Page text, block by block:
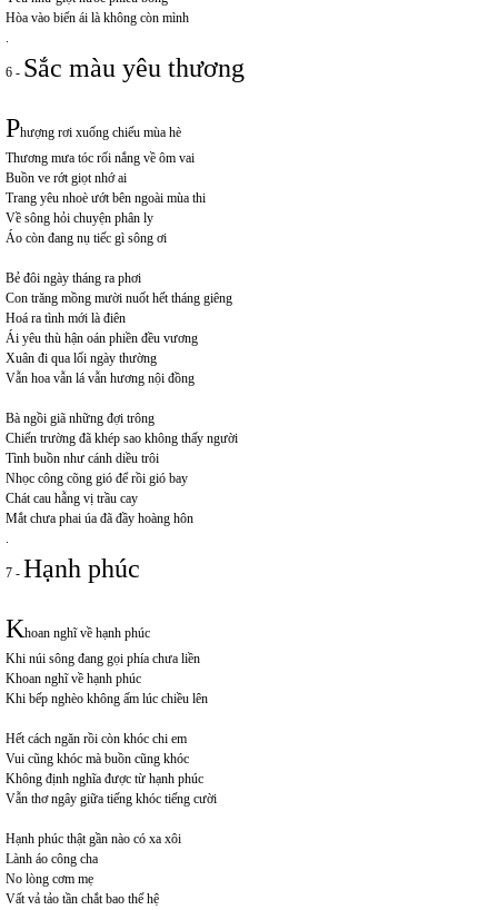
Hòa vào biển ái là không còn mình
.
6 - Sắc màu yêu thương
Phượng rơi xuống chiếu mùa hè
Thương mưa tóc rối nắng về ôm vai
Buồn ve rớt giọt nhớ ai
Trang yêu nhoè ướt bên ngoài mùa thi
Về sông hỏi chuyện phân ly
Áo còn đang nụ tiếc gì sông ơi
Bẻ đôi ngày tháng ra phơi
Con trăng mồng mười nuốt hết tháng giêng
Hoá ra tình mới là điên
Ái yêu thù hận oán phiền đều vương
Xuân đi qua lối ngày thường
Vẫn hoa vẫn lá vẫn hương nội đồng
Bà ngồi giã những đợi trông
Chiến trường đã khép sao không thấy người
Tình buồn như cánh diều trôi
Nhọc công cõng gió để rồi gió bay
Chát cau hẫng vị trầu cay
Mắt chưa phai úa đã đầy hoàng hôn
.
7 - Hạnh phúc
Khoan nghĩ về hạnh phúc
Khi núi sông đang gọi phía chưa liền
Khoan nghĩ về hạnh phúc
Khi bếp nghèo không ấm lúc chiều lên
Hết cách ngăn rồi còn khóc chi em
Vui cũng khóc mà buồn cũng khóc
Không định nghĩa được từ hạnh phúc
Vẫn thơ ngây giữa tiếng khóc tiếng cười
Hạnh phúc thật gần nào có xa xôi
Lành áo công cha
No lòng cơm mẹ
Vất vả tảo tần chắt bao thế hệ